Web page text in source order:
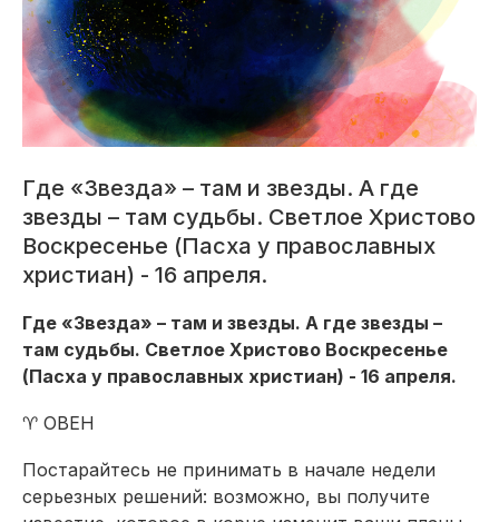
Где «Звезда» – там и звезды. А где
звезды – там судьбы. Светлое Христово
Воскресенье (Пасха у православных
христиан) - 16 апреля.
Где «Звезда» – там и звезды. А где звезды –
там судьбы. Светлое Христово Воскресенье
(Пасха у православных христиан) - 16 апреля.
♈ ОВЕН
Постарайтесь не принимать в начале недели
серьезных решений: возможно, вы получите